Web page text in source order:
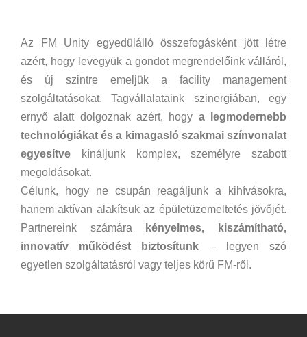
Az FM Unity egyedülálló összefogásként jött létre
azért, hogy levegyük a gondot megrendelőink válláról,
és új szintre emeljük a facility management
szolgáltatásokat. Tagvállalataink szinergiában, egy
ernyő alatt dolgoznak azért, hogy a legmodernebb
technológiákat és a kimagasló szakmai színvonalat
egyesítve kínáljunk komplex, személyre szabott
megoldásokat.
Célunk, hogy ne csupán reagáljunk a kihívásokra,
hanem aktívan alakítsuk az épületüzemeltetés jövőjét.
Partnereink számára kényelmes, kiszámítható,
innovatív működést biztosítunk – legyen szó
egyetlen szolgáltatásról vagy teljes körű FM-ről.